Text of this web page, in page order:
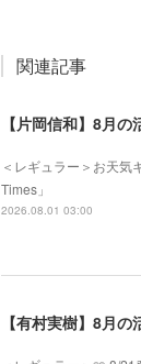
関連記事
【片岡信和】8月の
＜レギュラー＞お天
Times」
2026.08.01 03:00
【有村実樹】8月の